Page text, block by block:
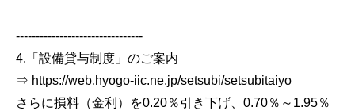
--------------------------------
4.「設備貸与制度」のご案内
⇒ https://web.hyogo-iic.ne.jp/setsubi/setsubitaiyo
さらに損料（金利）を0.20％引き下げ、0.70％～1.95％